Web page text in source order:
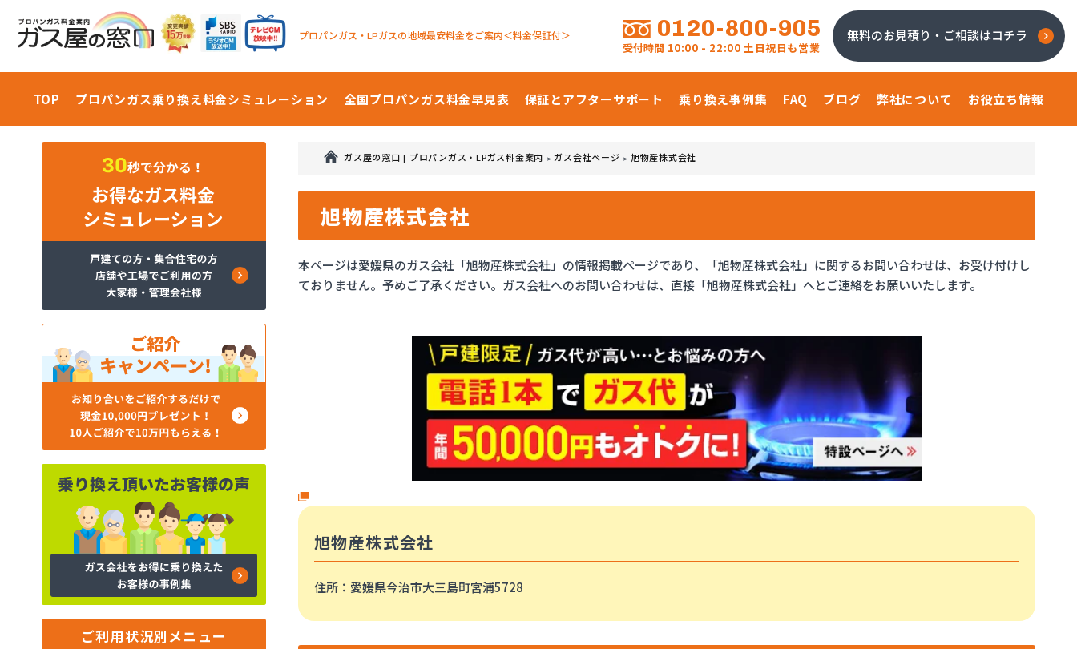
プロパンガス・LPガスの地域最安料金をご案内＜料金保証付＞ 0120-800-905
受付時間 10:00 - 22:00 土日祝日も営業
無料のお見積り・ご相談はコチラ
TOP プロパンガス乗り換え料金シミュレーション 全国プロパンガス料金早見表 保証とアフターサポート 乗り換え事例集 FAQ ブログ 弊社について お役立ち情報
ガス屋の窓口 | プロパンガス・LPガス料金案内 >ガス会社ページ > 旭物産株式会社
旭物産株式会社
本ページは愛媛県のガス会社「旭物産株式会社」の情報掲載ページであり、「旭物産株式会社」に関するお問い合わせは、お受け付けし
ておりません。予めご了承ください。ガス会社へのお問い合わせは、直接「旭物産株式会社」へとご連絡をお願いいたします。
旭物産株式会社
住所 ：愛媛県今治市大三島町宮浦5728
ご利用状況別メニュー